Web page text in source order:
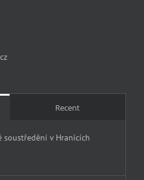
Recent
soustředění v Hranicích